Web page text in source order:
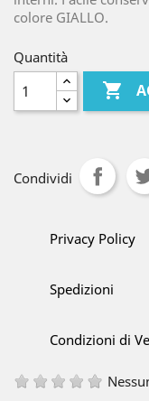
colore GIALLO.
Quantità

Condividi
Privacy Policy
Spedizioni
Condizioni di